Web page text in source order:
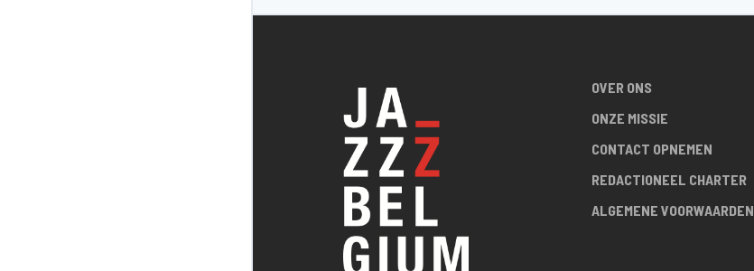
OVER ONS
ONZE MISSIE
CONTACT OPNEMEN
REDACTIONEEL CHARTER
ALGEMENE VOORWAARDEN